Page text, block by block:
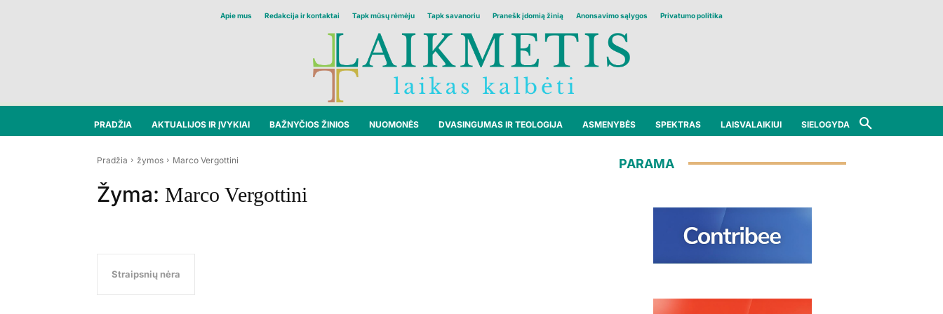
Apie mus Redakcija ir kontaktai Tapk mūsų rėmėju Tapk savanoriu Pranešk įdomią žinią Anonsavimo sąlygos Privatumo politika
PRADŽIA AKTUALIJOS IR ĮVYKIAI BAŽNYČIOS ŽINIOS NUOMONĖS DVASINGUMAS IR TEOLOGIJA ASMENYBĖS SPEKTRAS LAISVALAIKIUI SIELOGYDA
Pradžia žymos Marco Vergottini
Žyma: Marco Vergottini
Straipsnių nėra
PARAMA